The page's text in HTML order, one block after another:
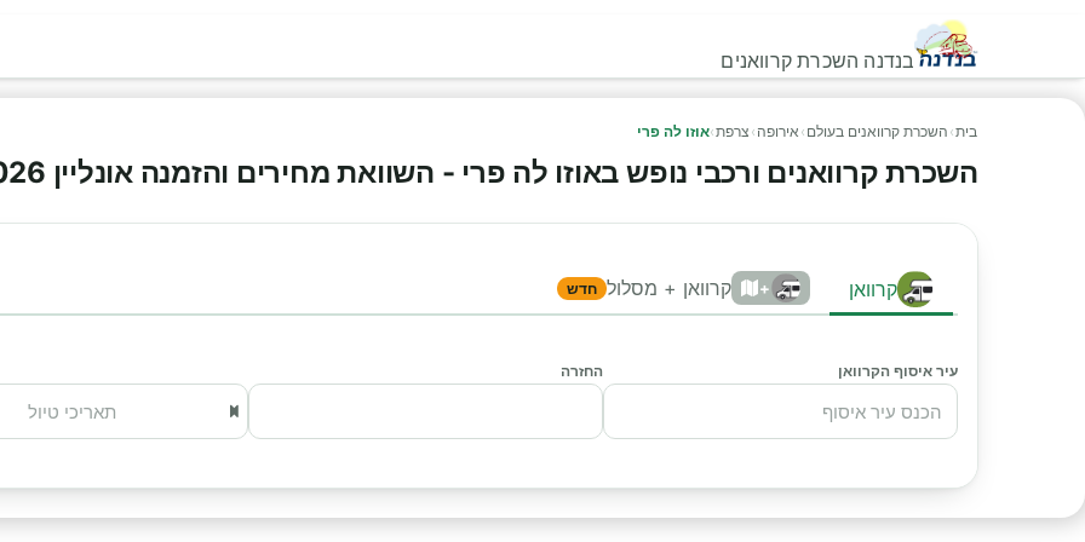
בנדנה השכרת קרוואנים
בית› השכרת קרוואנים בעולם › אירופה › צרפת›אוזו לה פרי
השכרת קרוואנים ורכבי נופש באוזו לה פרי - השוואת מחירים והזמנה אונליין 2026
קרוואן + קרוואן + מסלול חדש
עיר איסוף הקרוואן החזרה